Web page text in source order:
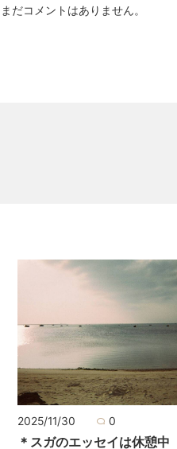
まだコメントはありません。
2025/11/30 0
＊スガのエッセイは休憩中